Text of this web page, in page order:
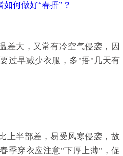
如何做好“春捂”？
大，又常有冷空气侵袭，因
过早减少衣服，多"捂"几天有
半部差，易受风寒侵袭，故
季穿衣应注意"下厚上薄"，促